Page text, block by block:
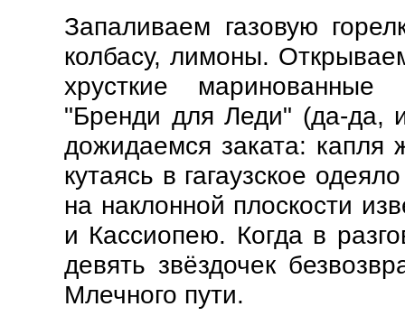
Запаливаем газовую
колбасу, лимоны.
хрусткие маринованные
"Бренди для Леди" (да-
дожидаемся заката: капля
кутаясь в гагаузское
на наклонной плоскости
и Кассиопею. Когда в
девять звёздочек
Млечного пути.